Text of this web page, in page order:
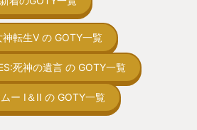
向けか？という
の印象。 しかし
止する設定を有
神転生V の GOTY一覧
死神の遺言 の GOTY一覧
ー I＆II の GOTY一覧